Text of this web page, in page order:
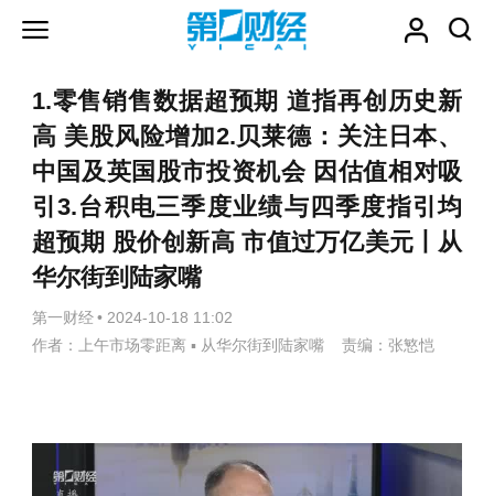
1.零售销售数据超预期 道指再创历史新
高 美股风险增加2.贝莱德：关注日本、
中国及英国股市投资机会 因估值相对吸
引3.台积电三季度业绩与四季度指引均
超预期 股价创新高 市值过万亿美元丨从
华尔街到陆家嘴
第一财经 • 2024-10-18 11:02
作者：上午市场零距离 ▪ 从华尔街到陆家嘴 责编：张慜恺